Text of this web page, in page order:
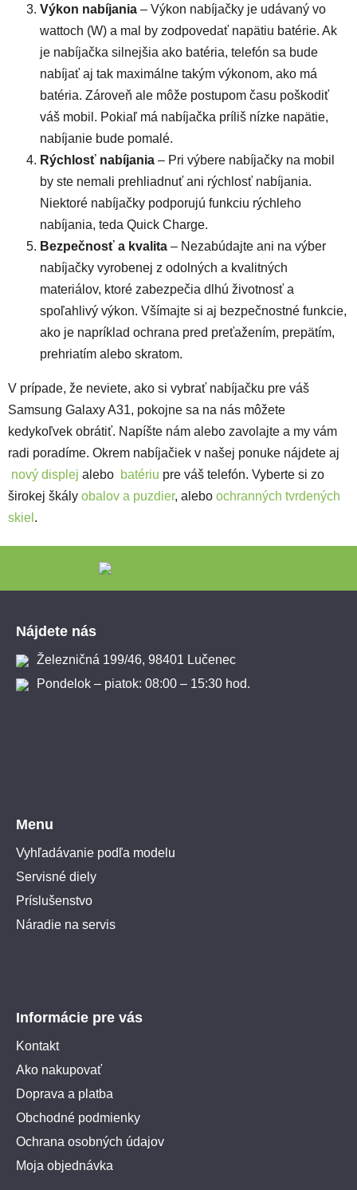
Výkon nabíjania – Výkon nabíjačky je udávaný vo
wattoch (W) a mal by zodpovedať napätiu batérie. Ak
je nabíjačka silnejšia ako batéria, telefón sa bude
nabíjať aj tak maximálne takým výkonom, ako má
batéria. Zároveň ale môže postupom času poškodiť
váš mobil. Pokiaľ má nabíjačka príliš nízke napätie,
nabíjanie bude pomalé.
Rýchlosť nabíjania – Pri výbere nabíjačky na mobil
by ste nemali prehliadnuť ani rýchlosť nabíjania.
Niektoré nabíjačky podporujú funkciu rýchleho
nabíjania, teda Quick Charge.
Bezpečnosť a kvalita – Nezabúdajte ani na výber
nabíjačky vyrobenej z odolných a kvalitných
materiálov, ktoré zabezpečia dlhú životnosť a
spoľahlivý výkon. Všímajte si aj bezpečnostné funkcie,
ako je napríklad ochrana pred preťažením, prepätím,
prehriatím alebo skratom.
V prípade, že neviete, ako si vybrať nabíjačku pre váš
Samsung Galaxy A31, pokojne sa na nás môžete
kedykoľvek obrátiť. Napíšte nám alebo zavolajte a my vám
radi poradíme. Okrem nabíjačiek v našej ponuke nájdete aj
nový displej alebo batériu pre váš telefón. Vyberte si zo
širokej škály obalov a puzdier, alebo ochranných tvrdených
skiel .
Nájdete nás
Železničná 199/46, 98401 Lučenec
Pondelok – piatok: 08:00 – 15:30 hod.
Menu
Vyhľadávanie podľa modelu
Servisné diely
Príslušenstvo
Náradie na servis
Informácie pre vás
Kontakt
Ako nakupovať
Doprava a platba
Obchodné podmienky
Ochrana osobných údajov
Moja objednávka